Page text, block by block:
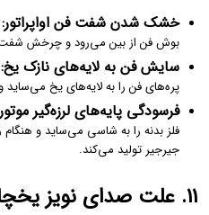
خشک شدن شفت فن اواپراتور:
بوش فن از بین می‌رود و چرخش شفت
سایش فن به لایه‌های نازک یخ:
پره‌های فن را به لایه‌های یخ
فرسودگی پایه‌های لرزه‌گیر
فلز بدنه را به شاسی می‌ساید و
جیرجیر تولید می‌کند.
۱۱. علت صدای نویز یخچال چیست؟